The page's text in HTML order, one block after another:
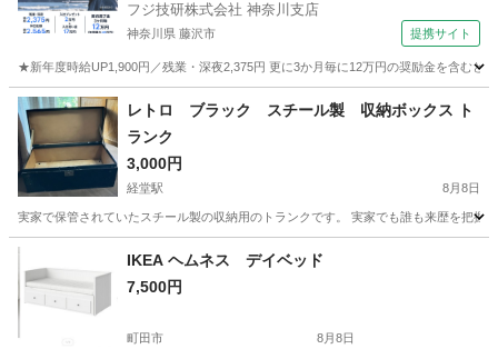
フジ技研株式会社 神奈川支店
神奈川県 藤沢市 提携サイト
★新年度時給UP1,900円／残業・深夜2,375円 更に3か月毎に12万円の奨励金を含む
神奈川 藤沢市
レトロ ブラック スチール製 収納ボックス ト
ランク
3,000円
経堂駅 8月8日
実家で保管されていたスチール製の収納用のトランクです。 実家でも誰も来歴を把
収納家具
IKEA ヘムネス デイベッド
7,500円
町田市 8月8日